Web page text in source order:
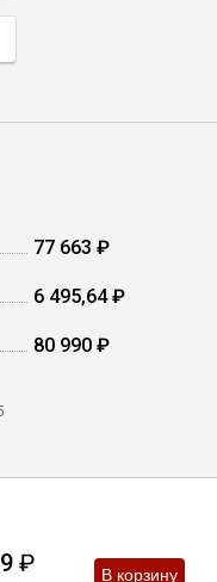
77 663 ₽
6 495,64 ₽
80 990 ₽
₽